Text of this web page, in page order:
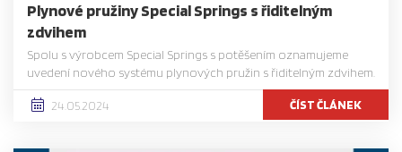
Plynové pružiny Special Springs s řiditelným
zdvihem
Spolu s výrobcem Special Springs s potěšením oznamujeme
uvedení nového systému plynových pružin s řiditelným zdvihem.
24.05.2024 ČÍST ČLÁNEK